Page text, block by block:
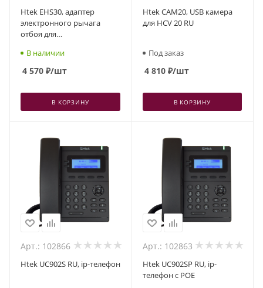
Htek EHS30, адаптер
электронного рычага
отбоя для
беспроводных гарнитур
В наличии
4 570 ₽/шт
В КОРЗИНУ
Htek CAM20, USB камера
для HCV 20 RU
Под заказ
4 810₽/шт
В КОРЗИНУ
Арт.: 102866
Htek UC902S RU, ip-телефон
Арт.: 102863
Htek UC902SP RU, ip-
телефон с POE